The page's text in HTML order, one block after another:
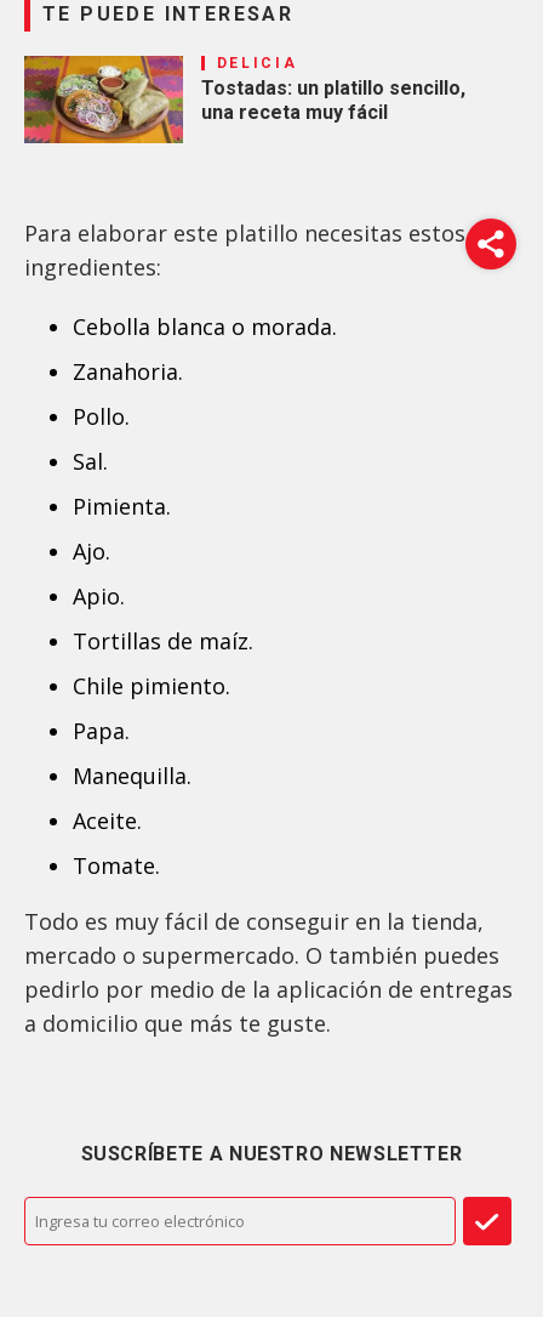
TE PUEDE INTERESAR
DELICIA
Tostadas: un platillo sencillo,
una receta muy fácil
Para elaborar este platillo necesitas estos
ingredientes:
Cebolla blanca o morada.
Zanahoria.
Pollo.
Sal.
Pimienta.
Ajo.
Apio.
Tortillas de maíz.
Chile pimiento.
Papa.
Manequilla.
Aceite.
Tomate.
Todo es muy fácil de conseguir en la tienda,
mercado o supermercado. O también puedes
pedirlo por medio de la aplicación de entregas
a domicilio que más te guste.
SUSCRÍBETE A NUESTRO NEWSLETTER